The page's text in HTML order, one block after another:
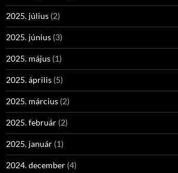
2025. július (2)
2025. június (3)
2025. május (1)
2025. április (5)
2025. március (2)
2025. február (2)
2025. január (1)
2024. december (4)